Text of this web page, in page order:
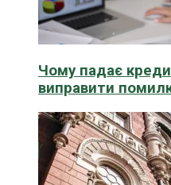
Чому падає
виправити